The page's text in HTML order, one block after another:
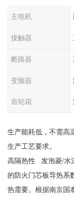
主电机
接触器
断路器
变频器
齿轮箱
生产能耗低，不需高
生产工艺要求。
高隔热性 发泡菱/水
的防火门芯板导热系
热需要。根据南京国